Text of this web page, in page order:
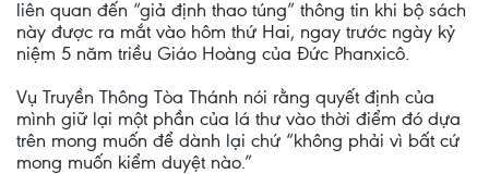
liên quan đến “giả định thao túng” thông tin khi bộ sách
này được ra mắt vào hôm thứ Hai, ngay trước ngày kỷ
niệm 5 năm triều Giáo Hoàng của Đức Phanxicô.
Vụ Truyền Thông Tòa Thánh nói rằng quyết định của
mình giữ lại một phần của lá thư vào thời điểm đó dựa
trên mong muốn để dành lại chứ “không phải vì bất cứ
mong muốn kiểm duyệt nào.”